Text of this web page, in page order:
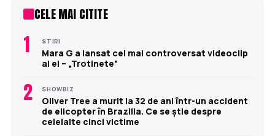
CELE MAI CITITE
1 STIRI
Mara G a lansat cel mai controversat videoclip
al ei – „Trotinete”
2 SHOWBIZ
Oliver Tree a murit la 32 de ani într-un accident
de elicopter în Brazilia. Ce se știe despre
celelalte cinci victime